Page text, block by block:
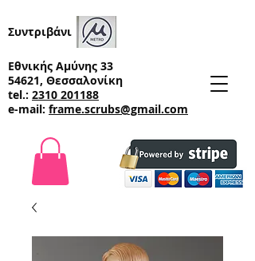
Συντριβάνι
Εθνικής Αμύνης 33
54621, Θεσσαλονίκη
tel.: 2310 201188
e-mail: frame.scrubs@gmail.com